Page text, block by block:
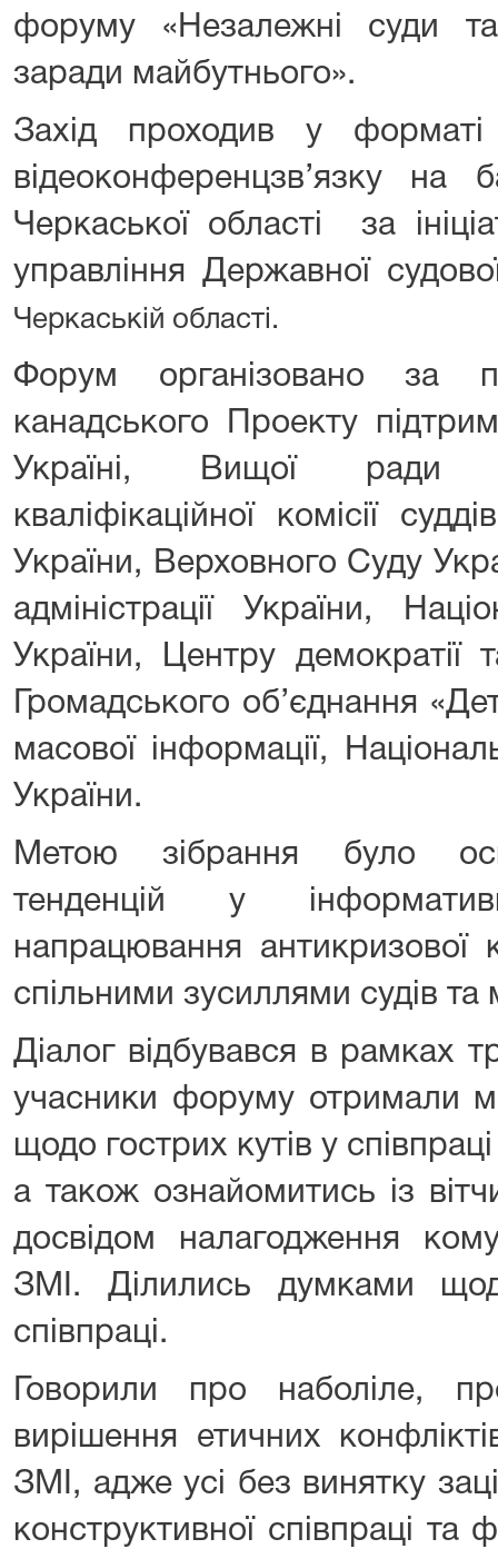
форуму «Незалежні суди
заради майбутнього».
Захід проходив у
відеоконференцзв’язку на
Черкаської області за
управління Державної
Черкаській області.
Форум організовано за
канадського Проекту
Україні, Вищої ради
кваліфікаційної комісії
України, Верховного Суду
адміністрації України,
України, Центру демократії
Громадського об’єднання
масової інформації,
України.
Метою зібрання було
тенденцій у
напрацювання антикризової
спільними зусиллями судів та
Діалог відбувався в рамках
учасники форуму отримали
щодо гострих кутів у
а також ознайомитись із
досвідом налагодження
ЗМІ. Ділились думками
співпраці.
Говорили про наболіле,
вирішення етичних
ЗМІ, адже усі без винятку
конструктивної співпраці та